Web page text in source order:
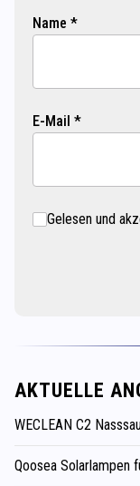
Name *
E-Mail *
Gelesen und
AKTUELLE
WECLEAN C2
Qoosea Solarlampen